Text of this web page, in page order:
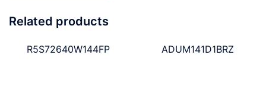
Related products
R5S72640W144FP ADUM141D1BRZ